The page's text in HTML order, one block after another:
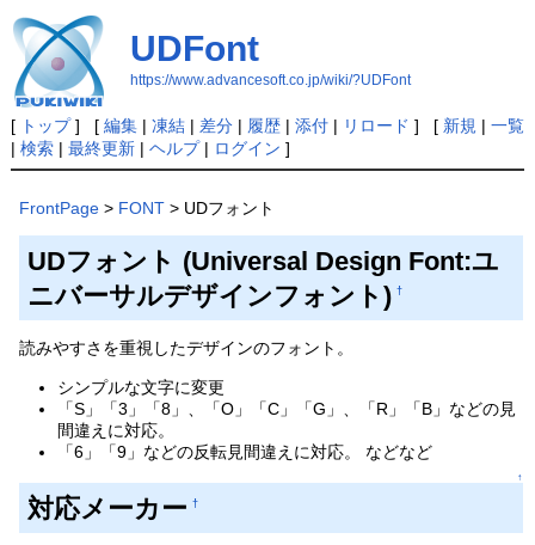
UDFont
https://www.advancesoft.co.jp/wiki/?UDFont
[ トップ] [ 編集| 凍結| 差分| 履歴| 添付| リロード ] [ 新規 | 一覧
| 検索| 最終更新| ヘルプ| ログイン ]
FrontPage > FONT > UDフォント
UDフォント (Universal Design Font:ユ
ニバーサルデザインフォント) †
読みやすさを重視したデザインのフォント。
シンプルな文字に変更
「S」「3」「8」、「O」「C」「G」、「R」「B」などの見
間違えに対応。
「6」「9」などの反転見間違えに対応。 などなど
↑
対応メーカー †